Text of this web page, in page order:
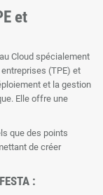
et
Cloud spécialement
(TPE) et
et la gestion
Elle offre une
que des points
de créer
: